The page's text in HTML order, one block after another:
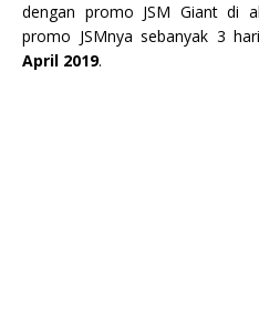
dengan promo JSM Giant di
promo JSMnya sebanyak 3
April 2019.